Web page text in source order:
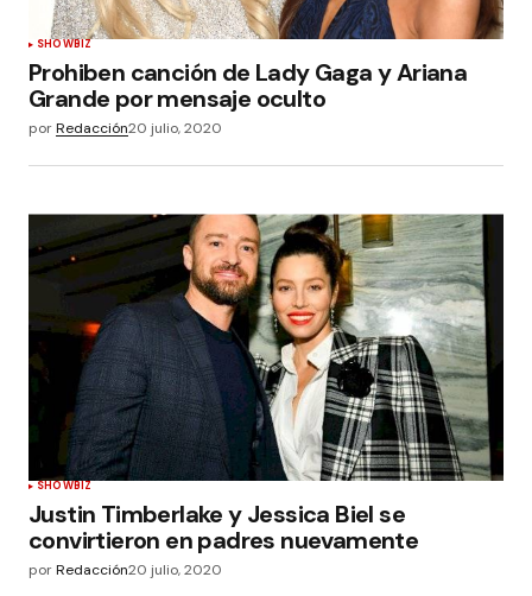
SHOWBIZ
Prohiben canción de Lady Gaga y Ariana
Grande por mensaje oculto
porRedacción20 julio, 2020
SHOWBIZ
Justin Timberlake y Jessica Biel se
convirtieron en padres nuevamente
porRedacción20 julio, 2020